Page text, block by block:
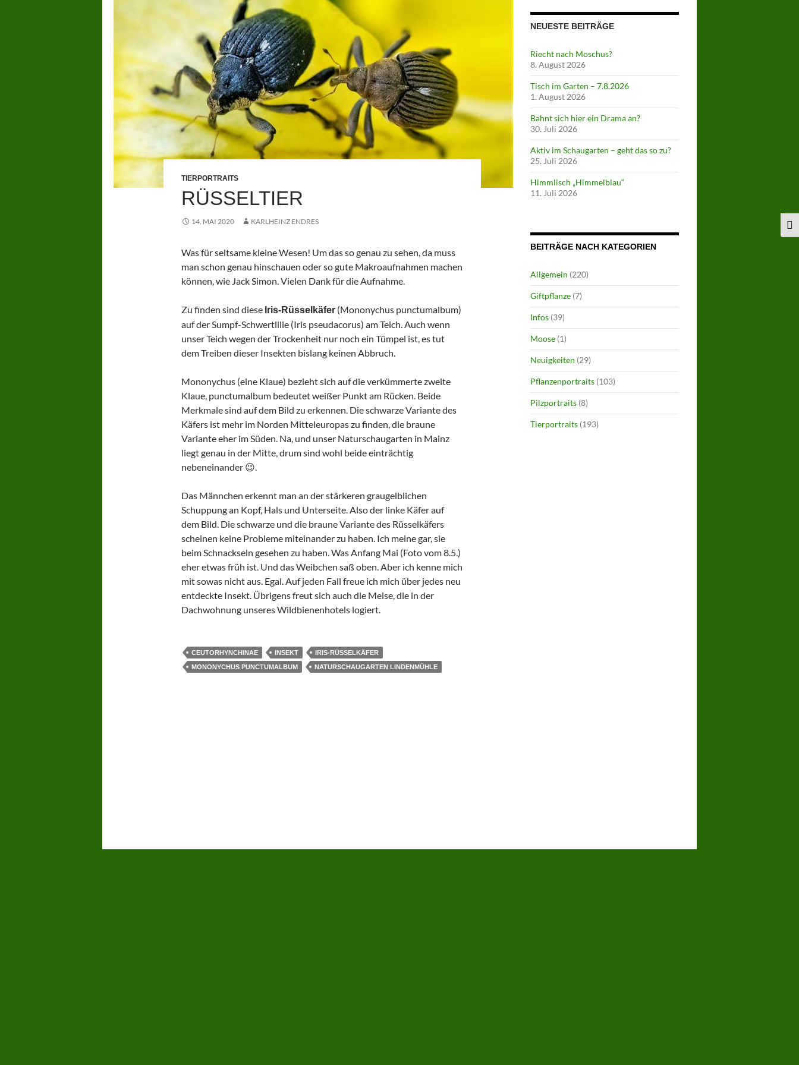
TIERPORTRAITS
RÜSSELTIER
14. MAI 2020 KARLHEINZ ENDRES
Was für seltsame kleine Wesen! Um das so genau zu sehen, da muss
man schon genau hinschauen oder so gute Makroaufnahmen machen
können, wie Jack Simon. Vielen Dank für die Aufnahme.
Zu finden sind diese Iris-Rüsselkäfer(Mononychus punctumalbum)
auf der Sumpf-Schwertlilie (Iris pseudacorus) am Teich. Auch wenn
unser Teich wegen der Trockenheit nur noch ein Tümpel ist, es tut
dem Treiben dieser Insekten bislang keinen Abbruch.
Mononychus (eine Klaue) bezieht sich auf die verkümmerte zweite
Klaue, punctumalbum bedeutet weißer Punkt am Rücken. Beide
Merkmale sind auf dem Bild zu erkennen. Die schwarze Variante des
Käfers ist mehr im Norden Mitteleuropas zu finden, die braune
Variante eher im Süden. Na, und unser Naturschaugarten in Mainz
liegt genau in der Mitte, drum sind wohl beide einträchtig
nebeneinander 😉.
Das Männchen erkennt man an der stärkeren graugelblichen
Schuppung an Kopf, Hals und Unterseite. Also der linke Käfer auf
dem Bild. Die schwarze und die braune Variante des Rüsselkäfers
scheinen keine Probleme miteinander zu haben. Ich meine gar, sie
beim Schnackseln gesehen zu haben. Was Anfang Mai (Foto vom 8.5.)
eher etwas früh ist. Und das Weibchen saß oben. Aber ich kenne mich
mit sowas nicht aus. Egal. Auf jeden Fall freue ich mich über jedes neu
entdeckte Insekt. Übrigens freut sich auch die Meise, die in der
Dachwohnung unseres Wildbienenhotels logiert.
CEUTORHYNCHINAE INSEKT
IRIS-RÜSSELKÄFER
MONONYCHUS PUNCTUMALBUM
NATURSCHAUGARTEN LINDENMÜHLE
NEUESTE BEITRÄGE
Riecht nach Moschus?
8. August 2026
Tisch im Garten – 7.8.2026
1. August 2026
Bahnt sich hier ein Drama an?
30. Juli 2026
Aktiv im Schaugarten – geht das so zu?
25. Juli 2026
Himmlisch „Himmelblau“
11. Juli 2026
BEITRÄGE NACH KATEGORIEN
Allgemein (220)
Giftpflanze(7)
Infos(39)
Moose(1)
Neuigkeiten (29)
Pflanzenportraits(103)
Pilzportraits(8)
Tierportraits(193)